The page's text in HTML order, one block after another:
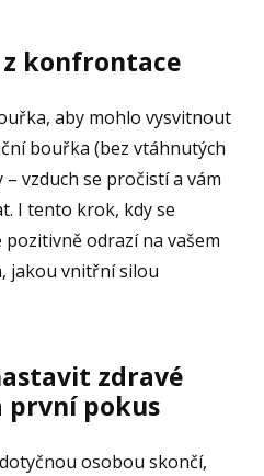
konfrontace
aby mohlo vysvitnout
bouřka (bez vtáhnutých
vzduch se pročistí a vám
I tento krok, kdy se
odrazí na vašem
jakou vnitřní silou
zdravé
první pokus
osobou skončí,